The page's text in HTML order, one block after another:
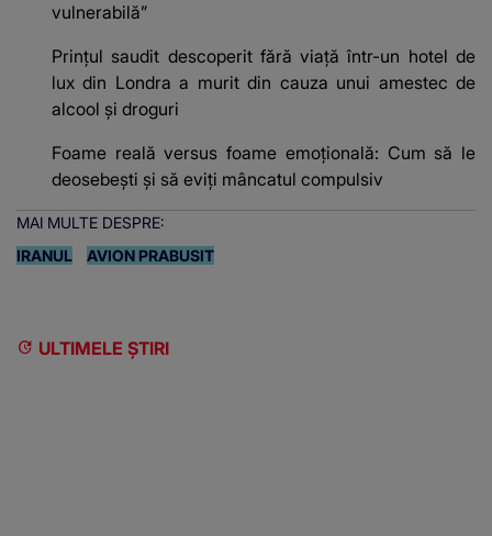
vulnerabilă”
Prințul saudit descoperit fără viață într-un hotel de
lux din Londra a murit din cauza unui amestec de
alcool și droguri
Foame reală versus foame emoțională: Cum să le
deosebești și să eviți mâncatul compulsiv
MAI MULTE DESPRE:
IRANUL
AVION PRABUSIT
ULTIMELE ȘTIRI